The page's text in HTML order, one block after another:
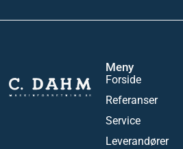
Meny
Forside
Referanser
Service
Leverandører